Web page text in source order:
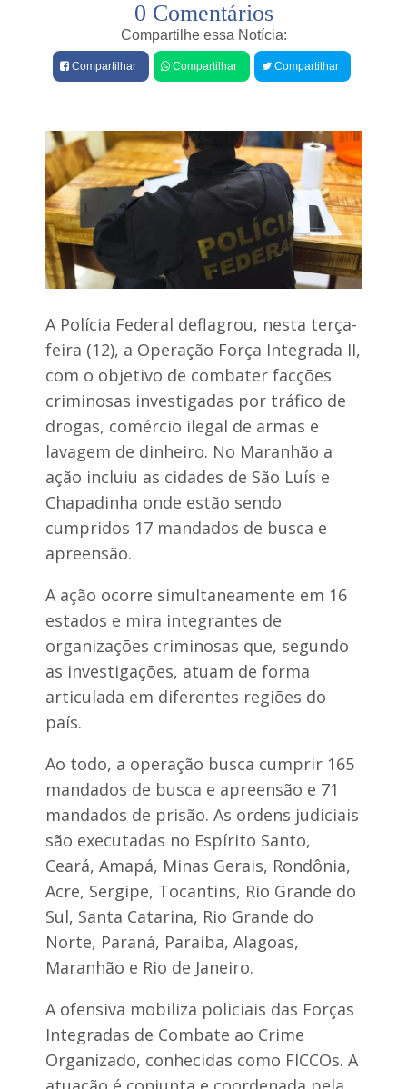
0 Comentários
Compartilhe essa Notícia:
Compartilhar Compartilhar Compartilhar
A Polícia Federal deflagrou, nesta terça-
feira (12), a Operação Força Integrada II,
com o objetivo de combater facções
criminosas investigadas por tráfico de
drogas, comércio ilegal de armas e
lavagem de dinheiro. No Maranhão a
ação incluiu as cidades de São Luís e
Chapadinha onde estão sendo
cumpridos 17 mandados de busca e
apreensão.
A ação ocorre simultaneamente em 16
estados e mira integrantes de
organizações criminosas que, segundo
as investigações, atuam de forma
articulada em diferentes regiões do
país.
Ao todo, a operação busca cumprir 165
mandados de busca e apreensão e 71
mandados de prisão. As ordens judiciais
são executadas no Espírito Santo,
Ceará, Amapá, Minas Gerais, Rondônia,
Acre, Sergipe, Tocantins, Rio Grande do
Sul, Santa Catarina, Rio Grande do
Norte, Paraná, Paraíba, Alagoas,
Maranhão e Rio de Janeiro.
A ofensiva mobiliza policiais das Forças
Integradas de Combate ao Crime
Organizado, conhecidas como FICCOs. A